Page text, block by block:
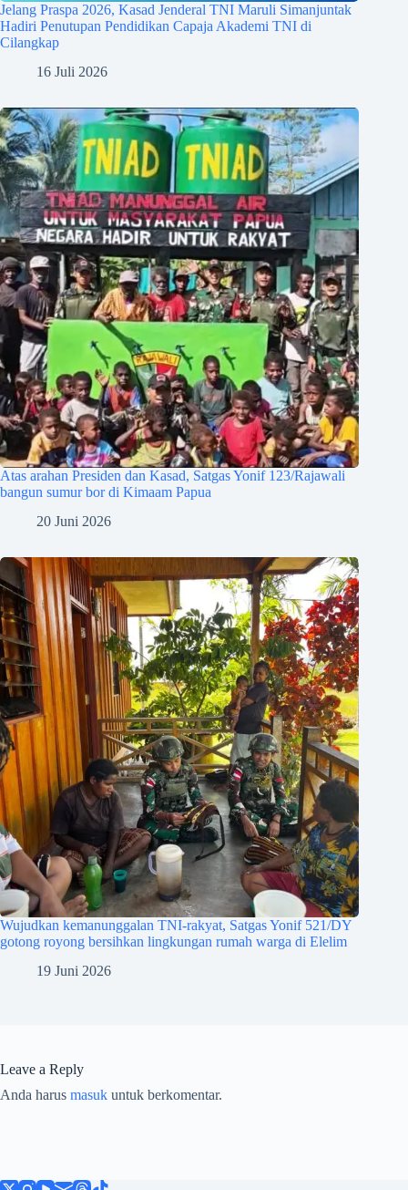
Jelang Praspa 2026, Kasad Jenderal TNI Maruli Simanjuntak
Hadiri Penutupan Pendidikan Capaja Akademi TNI di
Cilangkap
16 Juli 2026
Atas arahan Presiden dan Kasad, Satgas Yonif 123/Rajawali
bangun sumur bor di Kimaam Papua
20 Juni 2026
Wujudkan kemanunggalan TNI-rakyat, Satgas Yonif 521/DY
gotong royong bersihkan lingkungan rumah warga di Elelim
19 Juni 2026
Leave a Reply
Anda harus masuk untuk berkomentar.